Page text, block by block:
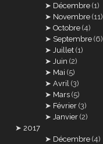
Décembre (1)
Novembre (11)
Octobre (4)
Septembre (6)
Juillet (1)
Juin (2)
Mai (5)
Avril (3)
Mars (5)
Février (3)
Janvier (2)
2017
Décembre (4)